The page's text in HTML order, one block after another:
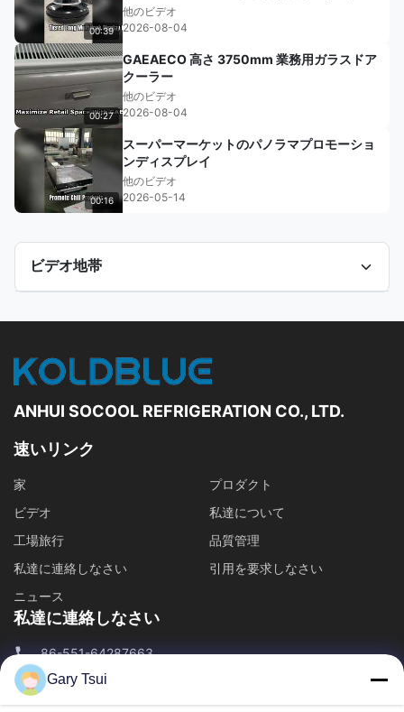
00:39
ー
他のビデオ
2026-08-04
00:27
GAEAECO 高さ 3750mm 業務用ガラスドア
クーラー
他のビデオ
2026-08-04
00:16
スーパーマーケットのパノラマプロモーショ
ンディスプレイ
他のビデオ
2026-05-14
ビデオ地帯
ANHUI SOCOOL REFRIGERATION CO., LTD.
速いリンク
家
プロダクト
ビデオ
私達について
工場旅行
品質管理
私達に連絡しなさい
引用を要求しなさい
ニュース
私達に連絡しなさい
86-551-64287663
86-551-64287663
sales@sincool.net
Gary Tsui